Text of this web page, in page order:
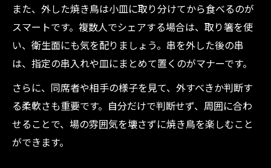
また、外した焼き鳥は小皿に取り分けてから食べるのが
スマートです。複数人でシェアする場合は、取り箸を使
い、衛生面にも気を配りましょう。串を外した後の串
は、指定の串入れや皿にまとめて置くのがマナーです。
さらに、同席者や相手の様子を見て、外すべきか判断す
る柔軟さも重要です。自分だけで判断せず、周囲に合わ
せることで、場の雰囲気を壊さずに焼き鳥を楽しむこと
ができます。